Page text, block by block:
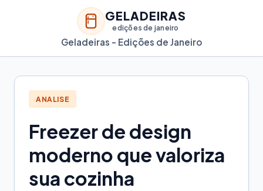
GELADEIRAS
edições de janeiro
Geladeiras - Edições de Janeiro
ANALISE
Freezer de design
moderno que valoriza
sua cozinha